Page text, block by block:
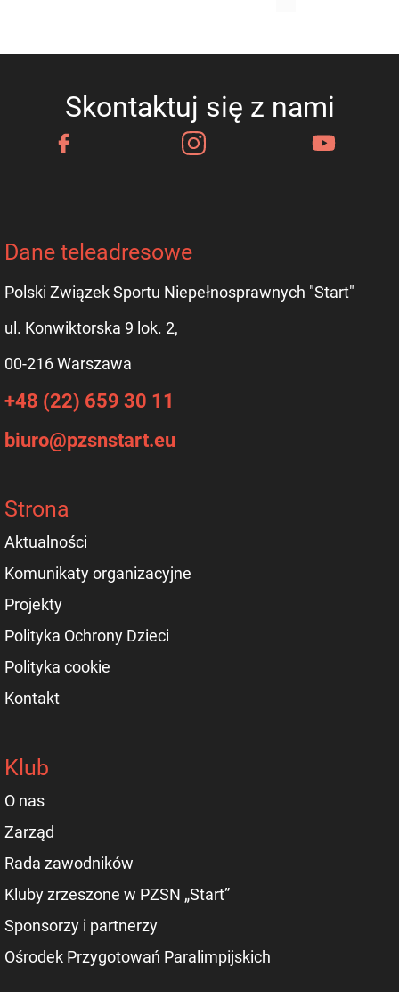
Skontaktuj się z nami
Dane teleadresowe
Polski Związek Sportu Niepełnosprawnych "Start"
ul. Konwiktorska 9 lok. 2,
00-216 Warszawa
+48 (22) 659 30 11
biuro@pzsnstart.eu
Strona
Aktualności
Komunikaty organizacyjne
Projekty
Polityka Ochrony Dzieci
Polityka cookie
Kontakt
Klub
O nas
Zarząd
Rada zawodników
Kluby zrzeszone w PZSN „Start”
Sponsorzy i partnerzy
Ośrodek Przygotowań Paralimpijskich